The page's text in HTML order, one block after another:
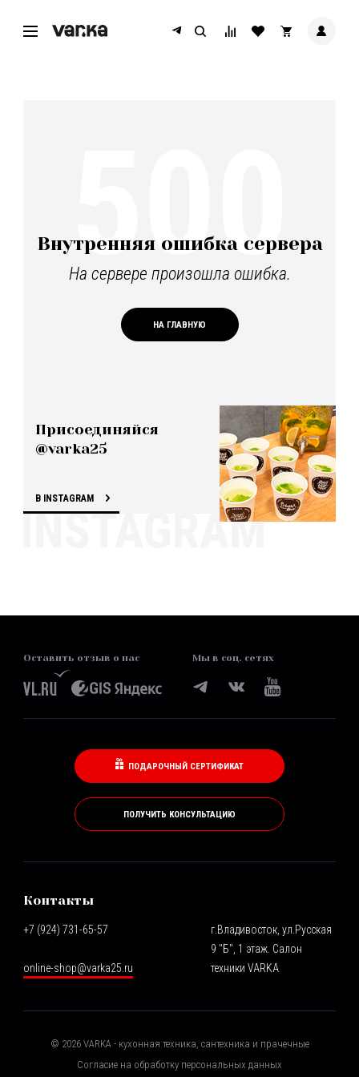
Внутренняя ошибка сервера
На сервере произошла ошибка.
НА ГЛАВНУЮ
500
Присоединяйся
@varka25
В INSTAGRAM
Оставить отзыв о нас Мы в соц. сетях
ПОДАРОЧНЫЙ СЕРТИФИКАТ
ПОЛУЧИТЬ КОНСУЛЬТАЦИЮ
Контакты
+7 (924) 731-65-57
online-shop@varka25.ru
г.Владивосток, ул.Русская
9 "Б", 1 этаж. Салон
техники VARKA
© 2026VARKA - кухонная техника, сантехника и прачечные
Согласие на обработку персональных данных